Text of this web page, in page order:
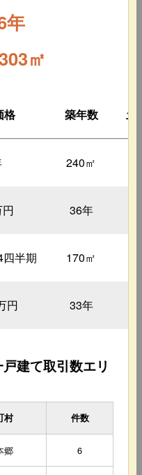
年
㎡
格 築年数 土
240㎡
36年
半期 170㎡
円 33年
建て取引数エリ
村 件数
郷 6